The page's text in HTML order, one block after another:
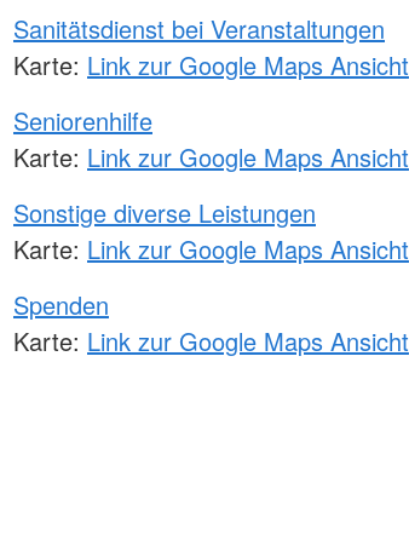
Sanitätsdienst bei Veranstaltungen
Karte: Link zur Google Maps Ansicht
Seniorenhilfe
Karte: Link zur Google Maps Ansicht
Sonstige diverse Leistungen
Karte: Link zur Google Maps Ansicht
Spenden
Karte: Link zur Google Maps Ansicht